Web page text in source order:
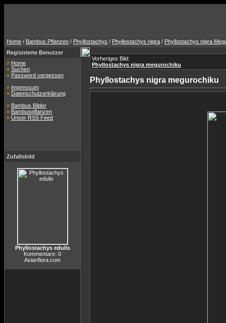
Home / Bambus Pflanzen / Phyllostachys / Phyllostachys nigra / Phyllostachys nigra
Registrierte Benutzer
» Home
» Suchen
» Password vergessen
» Impressum
» Datenschutzerklärung
» Bambus Bilder
» Bambuspflanzen
» Unser RSS Feed
Zufallsbild
Phyllostachys edulis
Kommentare: 0
Asianflora.com
Vorheriges Bild:
Phyllostachys nigra megurochiku
Phyllostachys nigra megurochiku